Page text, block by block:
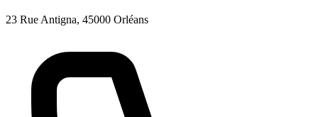
23 Rue Antigna, 45000 Orléans